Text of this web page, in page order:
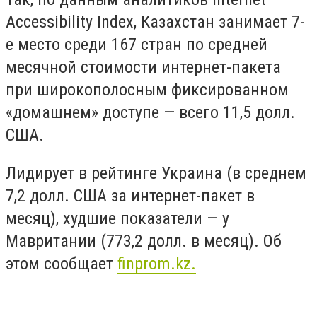
Accessibility Index, Казахстан занимает 7-
е место среди 167 стран по средней
месячной стоимости интернет-пакета
при широкополосным фиксированном
«домашнем» доступе — всего 11,5 долл.
США.
Лидирует в рейтинге Украина (в среднем
7,2 долл. США за интернет-пакет в
месяц), худшие показатели — у
Мавритании (773,2 долл. в месяц). Об
этом сообщает finprom.kz.